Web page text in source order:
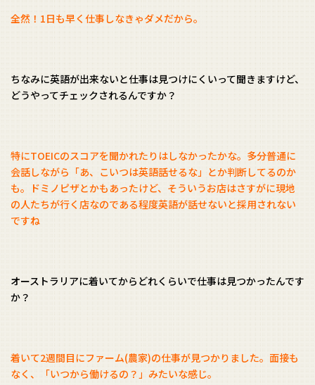
全然！1日も早く仕事しなきゃダメだから。
ちなみに英語が出来ないと仕事は見つけにくいって聞きますけど、
どうやってチェックされるんですか？
特にTOEICのスコアを聞かれたりはしなかったかな。多分普通に
会話しながら「あ、こいつは英語話せるな」とか判断してるのか
も。ドミノピザとかもあったけど、そういうお店はさすがに現地
の人たちが行く店なのである程度英語が話せないと採用されない
ですね
オーストラリアに着いてからどれくらいで仕事は見つかったんです
か？
着いて2週間目にファーム(農家)の仕事が見つかりました。面接も
なく、「いつから働けるの？」みたいな感じ。